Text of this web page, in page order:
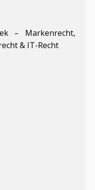
– Markenrecht,
& IT-Recht